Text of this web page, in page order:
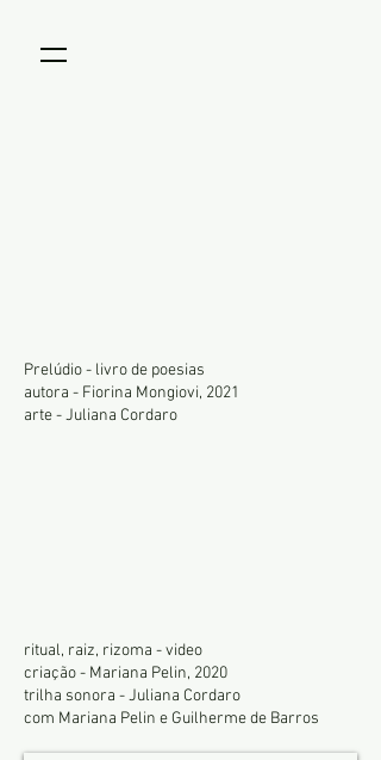
Prelúdio - livro de poesias
autora - Fiorina Mongiovi, 2021
arte - Juliana Cordaro
ritual, raiz, rizoma - video
criação - Mariana Pelin, 2020
trilha sonora - Juliana Cordaro
com Mariana Pelin e Guilherme de Barros